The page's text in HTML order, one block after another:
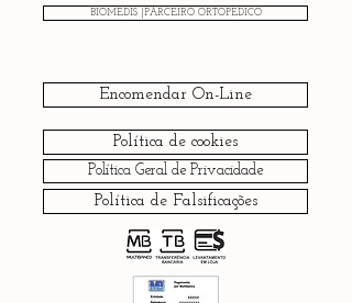
BIOMEDIS |PARCEIRO ORTOPÉDICO
Encomendar On-Line
Política de cookies
Política Geral de Privacidade
Política de Falsificações